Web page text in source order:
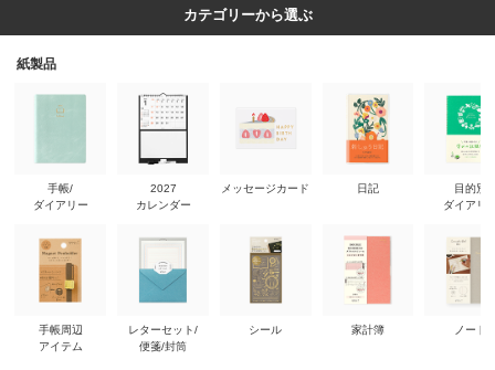
カテゴリーから選ぶ
紙製品
手帳/
ダイアリー
手帳周辺
アイテム
2027
カレンダー
レターセット/
便箋/封筒
メッセージカード
シール
日記
家計簿
目的別
ダイアリ
ノート